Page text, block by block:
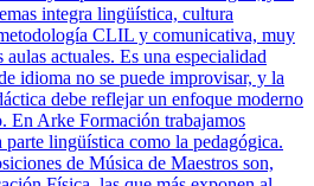
integra lingüística, cultura
CLIL y comunicativa, muy
aulas actuales. Es una especialidad
idioma no se puede improvisar, y la
debe reflejar un enfoque moderno
En Arke Formación trabajamos
parte lingüística como la pedagógica.
de Música de Maestros son,